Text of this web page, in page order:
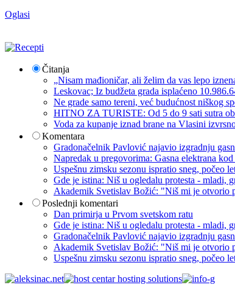
Oglasi
Čitanja
„Nisam mađioničar, ali želim da vas lepo
Leskovac; Iz budžeta grada isplaćeno
Ne grade samo tereni, već budućnost niškog
HITNO ZA TURISTE: Od 5 do 9 sati sutra
Voda za kupanje iznad brane na Vlasini
Komentara
Gradonačelnik Pavlović najavio izgradnju
Napredak u pregovorima: Gasna elektrana
Uspešnu zimsku sezonu ispratio sneg, počeo
Gde je istina: Niš u ogledalu protesta - mladi,
Akademik Svetislav Božić: "Niš mi je otvorio
Poslednji komentari
Dan primirja u Prvom svetskom ratu
Gde je istina: Niš u ogledalu protesta - mladi,
Gradonačelnik Pavlović najavio izgradnju
Akademik Svetislav Božić: "Niš mi je otvorio
Uspešnu zimsku sezonu ispratio sneg, počeo